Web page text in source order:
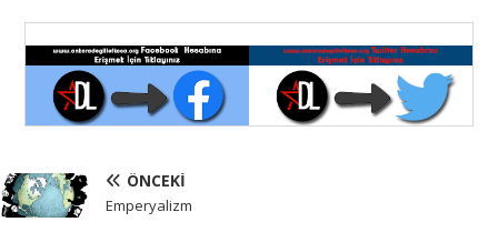
ÖNCEKI
Emperyalizm